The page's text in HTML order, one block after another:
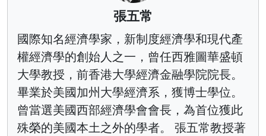
張五常
國際知名經濟學家，新制度經濟學和現代產
權經濟學的創始人之一，曾任西雅圖華盛頓
大學教授，前香港大學經濟金融學院院長。
畢業於美國加州大學經濟系，獲博士學位。
曾當選美國西部經濟學會會長，為首位獲此
殊榮的美國本土之外的學者。 張五常教授著